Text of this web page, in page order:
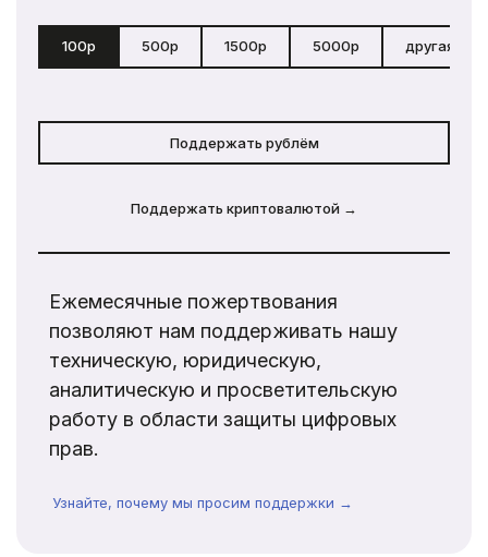
100р 500р 1500р 5000р другая
Поддержать рублём
Поддержать криптовалютой →
Ежемесячные пожертвования
позволяют нам поддерживать нашу
техническую, юридическую,
аналитическую и просветительскую
работу в области защиты цифровых
прав.
Узнайте, почему мы просим поддержки →